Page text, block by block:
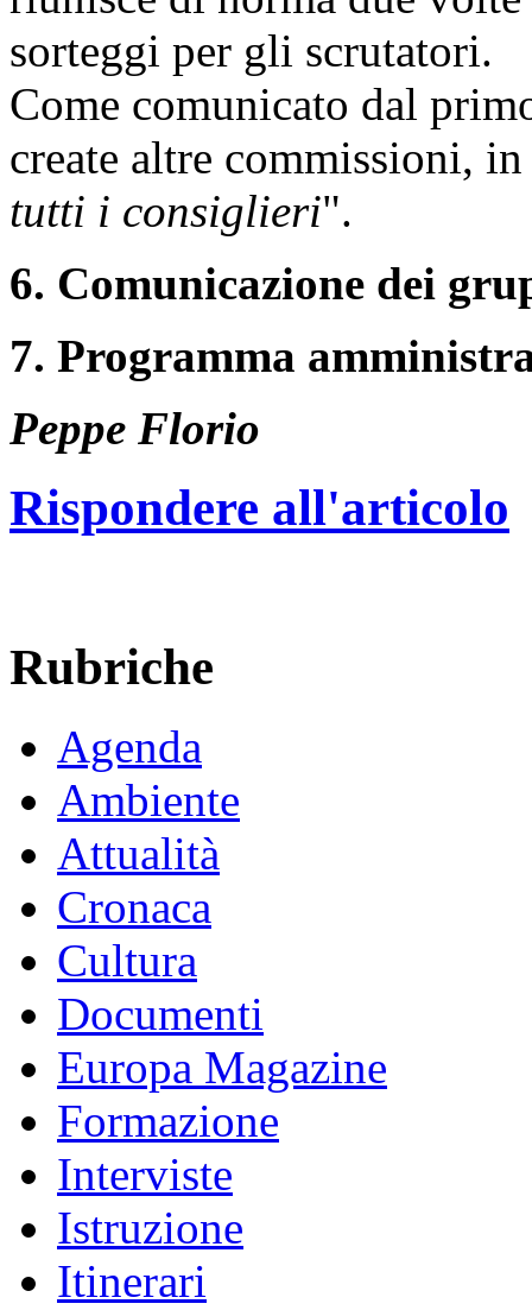
sorteggi per gli scrutatori.
Come comunicato dal
create altre commissioni,
tutti i consiglieri".
6. Comunicazione dei
7. Programma
Peppe Florio
Rispondere all'articolo
Rubriche
Agenda
Ambiente
Attualità
Cronaca
Cultura
Documenti
Europa Magazine
Formazione
Interviste
Istruzione
Itinerari